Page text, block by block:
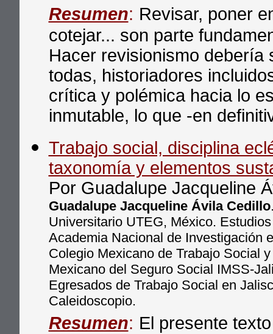
Resumen: Revisar, poner
cotejar... son parte
Hacer revisionismo debería
todas, historiadores
crítica y polémica hacia lo
inmutable, lo que -en
Trabajo social, disciplina
taxonomía y elementos
Por Guadalupe Jacqueline
Guadalupe Jacqueline Ávila Cedillo
Universitario UTEG, México.
Academia Nacional de Investigación
Colegio Mexicano de Trabajo Social
Mexicano del Seguro Social IMSS-
Egresados de Trabajo Social en
Caleidoscopio.
Resumen: El presente